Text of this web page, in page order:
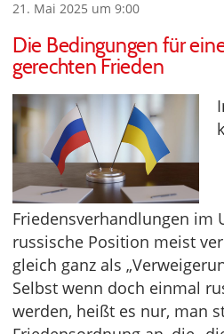
21. Mai 2025 um 9:00
Die Bedingungen für
gerechten Frieden
Friedensverhandlungen im
russische Position meist
gleich ganz als
Selbst wenn doch einmal
werden, heißt es nur, man